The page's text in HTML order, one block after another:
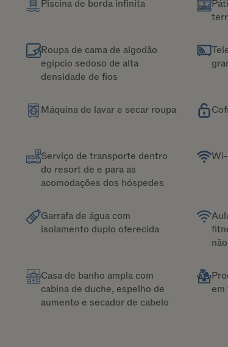
Piscina de borda infinita
Roupa de cama de algodão
egípcio sedoso de alta
densidade de fios
Máquina de lavar e secar roupa
Serviço de transporte dentro
do resort de e para as
acomodações dos hóspedes
Garrafa de água com
isolamento duplo oferecida
Casa de banho ampla com
cabina de duche, espelho de
aumento e secador de cabelo
em